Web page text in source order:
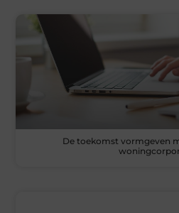
De toekomst vormgeven